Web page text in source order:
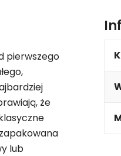
pierwszego
że
lub